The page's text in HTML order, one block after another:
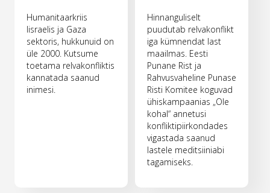
Humanitaarkriis
Iisraelis ja Gaza
sektoris, hukkunuid on
üle 2000. Kutsume
toetama relvakonfliktis
kannatada saanud
inimesi.
Hinnanguliselt
puudutab relvakonflikt
iga kümnendat last
maailmas. Eesti
Punane Rist ja
Rahvusvaheline Punase
Risti Komitee koguvad
ühiskampaanias „Ole
kohal“ annetusi
konfliktipiirkondades
vigastada saanud
lastele meditsiiniabi
tagamiseks.